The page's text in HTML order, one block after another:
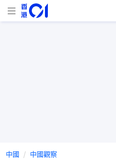
中國 中國觀察